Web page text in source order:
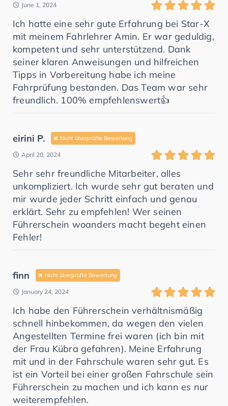
June 1, 2024
Ich hatte eine sehr gute Erfahrung bei Star-X
mit meinem Fahrlehrer Amin. Er war geduldig,
kompetent und sehr unterstützend. Dank
seiner klaren Anweisungen und hilfreichen
Tipps in Vorbereitung habe ich meine
Fahrprüfung bestanden. Das Team war sehr
freundlich. 100% empfehlenswert👍
eirini P. Nicht überprüfte Bewertung
April 20, 2024
Sehr sehr freundliche Mitarbeiter, alles
unkompliziert. Ich wurde sehr gut beraten und
mir wurde jeder Schritt einfach und genau
erklärt. Sehr zu empfehlen! Wer seinen
Führerschein woanders macht begeht einen
Fehler!
finn Nicht überprüfte Bewertung
January 24, 2024
Ich habe den Führerschein verhältnismäßig
schnell hinbekommen, da wegen den vielen
Angestellten Termine frei waren (ich bin mit
der Frau Kübra gefahren). Meine Erfahrung
mit und in der Fahrschule waren sehr gut. Es
ist ein Vorteil bei einer großen Fahrschule sein
Führerschein zu machen und ich kann es nur
weiterempfehlen.